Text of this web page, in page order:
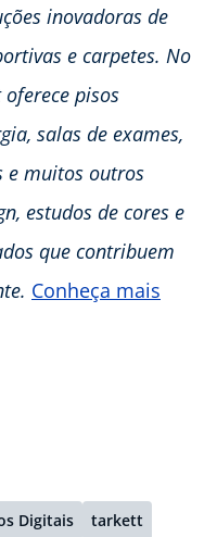
inovadoras de
e carpetes. No
pisos
salas de exames,
e muitos outros
estudos de cores e
que contribuem
Conheça mais
Digitais tarkett